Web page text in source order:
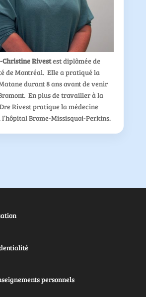
Rivestest diplômée de
de Montréal. Elle a pratiqué la
durant 8 ans avant de venir
En plus de travailler à la
Rivest pratique la médecine
Brome-Missisquoi-Perkins.
personnels